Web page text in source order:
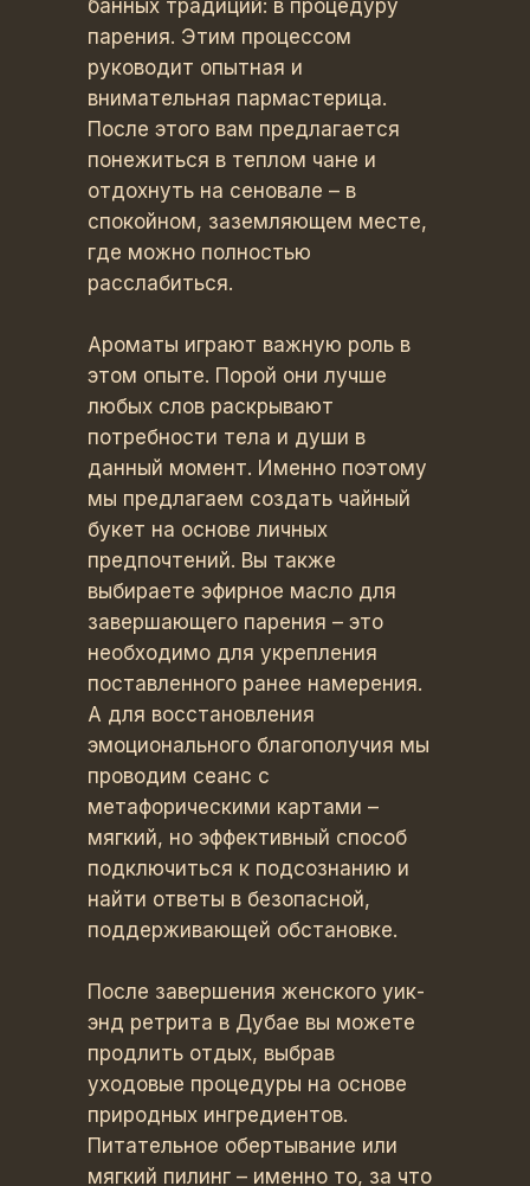
банных традиций: в процедуру
парения. Этим процессом
руководит опытная и
внимательная пармастерица.
После этого вам предлагается
понежиться в теплом чане и
отдохнуть на сеновале – в
спокойном, заземляющем месте,
где можно полностью
расслабиться.
Ароматы играют важную роль в
этом опыте. Порой они лучше
любых слов раскрывают
потребности тела и души в
данный момент. Именно поэтому
мы предлагаем создать чайный
букет на основе личных
предпочтений. Вы также
выбираете эфирное масло для
завершающего парения – это
необходимо для укрепления
поставленного ранее намерения.
А для восстановления
эмоционального благополучия мы
проводим сеанс с
метафорическими картами –
мягкий, но эффективный способ
подключиться к подсознанию и
найти ответы в безопасной,
поддерживающей обстановке.
После завершения женского уик-
энд ретрита в Дубае вы можете
продлить отдых, выбрав
уходовые процедуры на основе
природных ингредиентов.
Питательное обертывание или
мягкий пилинг – именно то, за что